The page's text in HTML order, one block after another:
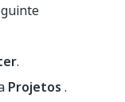
.
Projetos .